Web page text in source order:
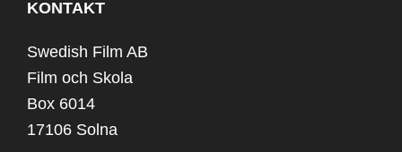
KONTAKT
Swedish Film AB
Film och Skola
Box 6014
17106 Solna